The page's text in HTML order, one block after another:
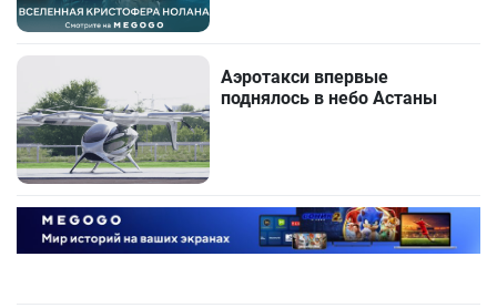
Аэротакси впервые
поднялось в небо Астаны